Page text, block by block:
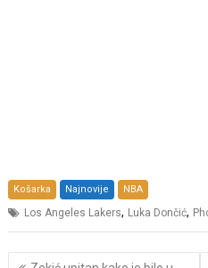
Košarka Najnovije NBA
Los Angeles Lakers, Luka Dončić,
Post